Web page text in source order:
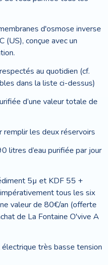
d'osmose inverse
(US), conçue avec un
au quotidien (cf.
dans la liste ci-dessus)
d’une valeur totale de
remplir les deux réservoirs
litres d’eau purifiée par jour
5µ et KDF 55 +
tous les six
valeur de 80€/an (offerte
de La Fontaine O'vive A
très basse tension